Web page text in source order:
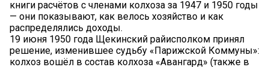
книги расчётов с членами колхоза за 1947 и 1950 годы
— они показывают, как велось хозяйство и как
распределялись доходы.
19 июня 1950 года Щекинский райисполком принял
решение, изменившее судьбу «Парижской Коммуны»:
колхоз вошёл в состав колхоза «Авангард» (также в